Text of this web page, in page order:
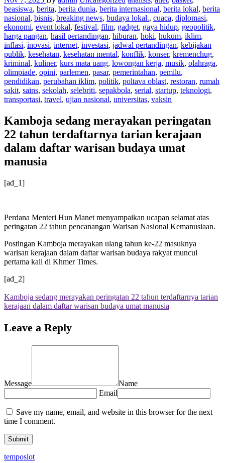
beasiswa, berita, berita dunia, berita internasional, berita lokal, berita
nasional, bisnis, breaking news, budaya lokal., cuaca, diplomasi,
ekonomi, event lokal, festival, film, gadget, gaya hidup, geopolitik,
harga pangan, hasil pertandingan, hiburan, hoki, hukum, iklim,
inflasi, inovasi, internet, investasi, jadwal pertandingan, kebijakan
publik, kesehatan, kesehatan mental, konflik, konser, kremenchug,
kriminal, kuliner, kurs mata uang, lowongan kerja, musik, olahraga,
olimpiade, opini, parlemen, pasar, pemerintahan, pemilu,
pendidikan, perubahan iklim, politik, poltava oblast, restoran, rumah
sakit, sains, sekolah, selebriti, sepakbola, serial, startup, teknologi,
transportasi, travel, ujian nasional, universitas, vaksin
Kamboja sedang merayakan peringatan
22 tahun terdaftarnya tarian kerajaan
dalam daftar warisan budaya umat
manusia
[ad_1]
Perdana Menteri Hun Manet menyampaikan ucapan selamat atas
peringatan 22 tahun pencanangan Warisan Nasional Kemanusiaan.
Postingan Kamboja merayakan ulang tahun ke-22 masuknya
warisan kerajaan dalam daftar warisan budaya rakyat muncul
pertama kali di Khmer Times.
[ad_2]
Kamboja sedang merayakan peringatan 22 tahun terdaftarnya tarian
kerajaan dalam daftar warisan budaya umat manusia
Leave a Reply
Message
Name
Email
Save my name, email, and website in this browser for the next
time I comment.
temposlot